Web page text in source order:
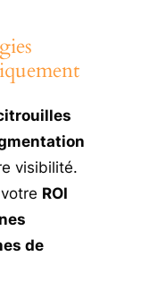
visibilité.
ROI
de